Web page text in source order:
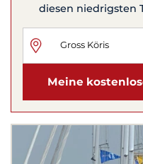
diesen niedrigsten
Meine